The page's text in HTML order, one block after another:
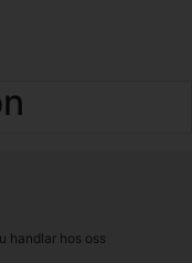
handlar hos oss